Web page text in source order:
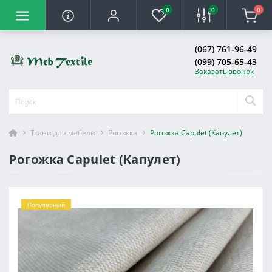
0 0 0
(067) 761-96-49
(099) 705-65-43
Заказать звонок
Ткани для мебели Рогожка Рогожка Capulet (Капулет)
Рогожка Capulet (Капулет)
Популярный